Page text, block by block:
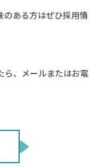
のある方はぜひ採用情
ら、メールまたはお電